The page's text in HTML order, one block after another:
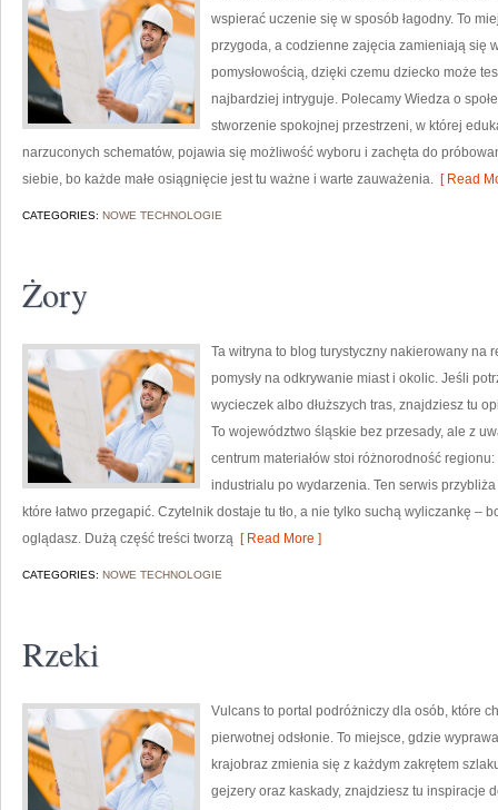
wspierać uczenie się w sposób łagodny. To
przygoda, a codzienne zajęcia zamieniają się
pomysłowością, dzięki czemu dziecko może
najbardziej intryguje. Polecamy Wiedza o
stworzenie spokojnej przestrzeni, w której
narzuconych schematów, pojawia się możliwość wyboru i zachęta do
siebie, bo każde małe osiągnięcie jest tu ważne i warte zauważenia. [ Read
CATEGORIES: NOWE TECHNOLOGIE
Żory
Ta witryna to blog turystyczny nakierowany na
pomysły na odkrywanie miast i okolic. Jeśli
wycieczek albo dłuższych tras, znajdziesz tu
To województwo śląskie bez przesady, ale z
centrum materiałów stoi różnorodność
industrialu po wydarzenia. Ten serwis
które łatwo przegapić. Czytelnik dostaje tu tło, a nie tylko suchą wyliczankę –
oglądasz. Dużą część treści tworzą [ Read More ]
CATEGORIES: NOWE TECHNOLOGIE
Rzeki
Vulcans to portal podróżniczy dla osób, które
pierwotnej odsłonie. To miejsce, gdzie
krajobraz zmienia się z każdym zakrętem
gejzery oraz kaskady, znajdziesz tu inspiracje